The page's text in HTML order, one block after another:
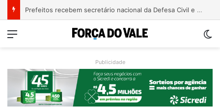
Justiça condena ex-vereador Pegari a mais de quatro anos de reclusão por declaração considerada racista
Menu
Publicidade